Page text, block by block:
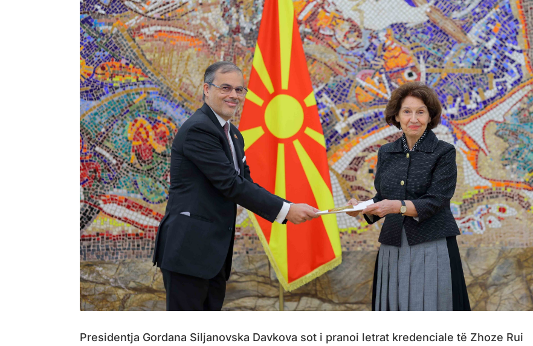
Presidentja Gordana Siljanovska Davkova sot i pranoi letrat kredenciale të Zhoze Rui